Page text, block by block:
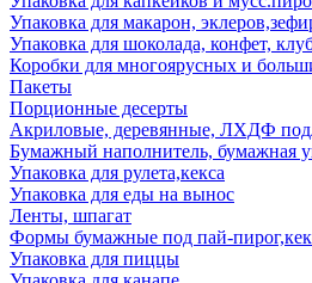
Упаковка для макарон,
Упаковка для шоколада, конфет,
Коробки для многоярусных и
Пакеты
Порционные десерты
Акриловые, деревянные, ЛХДФ
Бумажный наполнитель, бумажная
Упаковка для рулета,кекса
Упаковка для еды на вынос
Ленты, шпагат
Формы бумажные под пай-
Упаковка для пиццы